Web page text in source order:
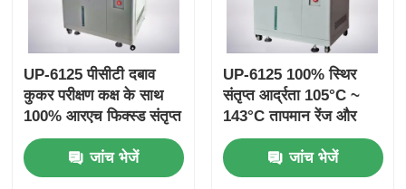
UP-6125 पीसीटी दबाव
कुकर परीक्षण कक्ष के साथ
100% आरएच फिक्स्ड संतृप्त
भाप के लिए 105°C ~
143°C तापमान रेंज और
0.05 ~ 0.30MPa कार्य
जांच भेजें
UP-6125 100% स्थिर
संतृप्त आर्द्रता 105°C ~
143°C तापमान रेंज और
0.05 ~ 0.30MPa कार्य
दबाव के साथ त्वरित उम्र
बढ़ने परीक्षण कक्ष
जांच भेजें